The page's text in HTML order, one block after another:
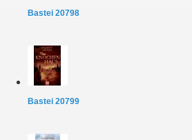
Bastei 20798
Bastei 20799